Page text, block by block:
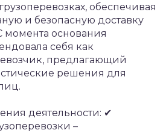
обеспечивая
и безопасную доставку
момента основания
себя как
предлагающий
решения для
деятельности: ✔
–